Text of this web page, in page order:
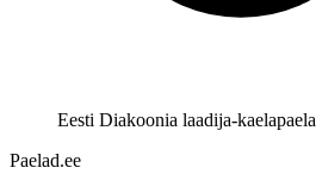
Eesti Diakoonia laadija-kaelapaela
Paelad.ee